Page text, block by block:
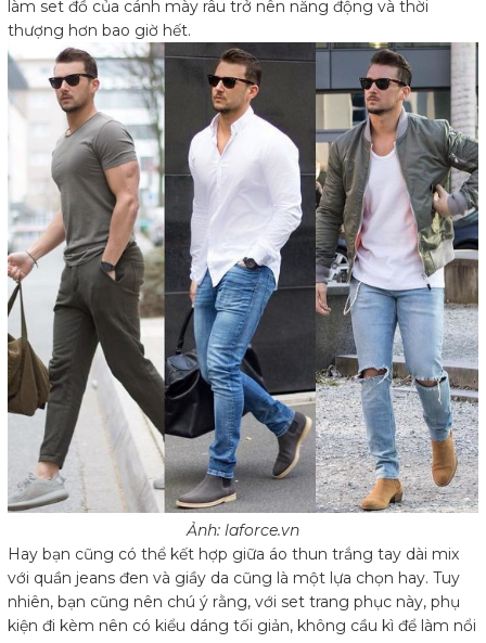
làm set đồ của cánh mày râu trở nên năng động và thời
thượng hơn bao giờ hết.
Ảnh: laforce.vn
Hay bạn cũng có thể kết hợp giữa áo thun trắng tay dài mix
với quần jeans đen và giầy da cũng là một lựa chọn hay. Tuy
nhiên, bạn cũng nên chú ý rằng, với set trang phục này, phụ
kiện đi kèm nên có kiểu dáng tối giản, không cầu kì để làm nổi